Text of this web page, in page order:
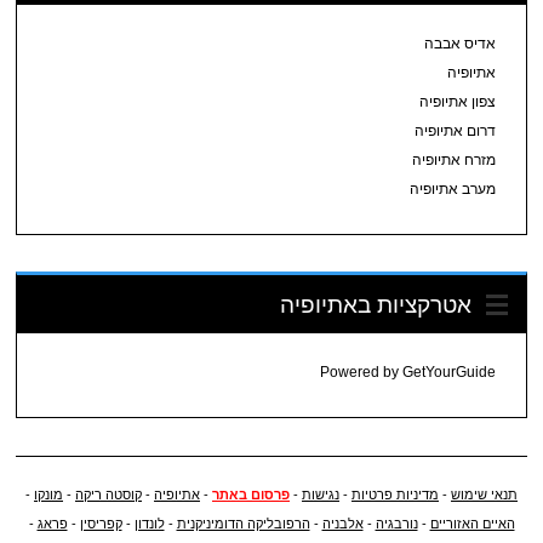
אדיס אבבה
אתיופיה
צפון אתיופיה
דרום אתיופיה
מזרח אתיופיה
מערב אתיופיה
אטרקציות באתיופיה
Powered by GetYourGuide
תנאי שימוש - מדיניות פרטיות - נגישות - פרסום באתר - אתיופיה - קוסטה ריקה - מונקו -
האיים האזוריים -נורבגיה -אלבניה -הרפובליקה הדומיניקנית -לונדון -קפריסין -פראג -